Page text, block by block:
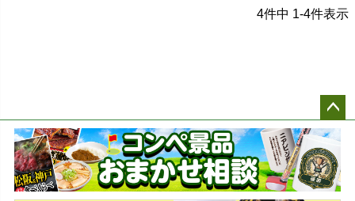
4件中 1-4件表示
ペー
ジト
ップ
へ